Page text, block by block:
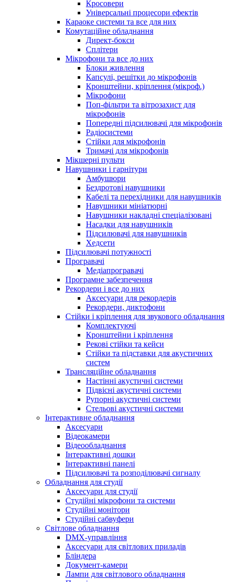
Кросовери
Універсальні процесори ефектів
Караоке системи та все для них
Комутаційне обладнання
Директ-бокси
Сплітери
Мікрофони та все до них
Блоки живлення
Капсулі, решітки до мікрофонів
Кронштейни, кріплення (мікроф.)
Мікрофони
Поп-фільтри та вітрозахист для
мікрофонів
Попередні підсилювачі для мікрофонів
Радіосистеми
Стійки для мікрофонів
Тримачі для мікрофонів
Мікшерні пульти
Навушники і гарнітури
Амбушюри
Бездротові навушники
Кабелі та перехідники для навушників
Навушники мініатюрні
Навушники накладні спеціалізовані
Насадки для навушників
Підсилювачі для навушників
Хедсети
Підсилювачі потужності
Програвачі
Медіапрогравачі
Програмне забезпечення
Рекордери і все до них
Аксесуари для рекордерів
Рекордери, диктофони
Стійки і кріплення для звукового обладнання
Комплектуючі
Кронштейни і кріплення
Рекові стійки та кейси
Стійки та підставки для акустичних
систем
Трансляційне обладнання
Настінні акустичні системи
Підвісні акустичні системи
Рупорні акустичні системи
Стельові акустичні системи
Інтерактивне обладнання
Аксесуари
Відеокамери
Відеообладнання
Інтерактивні дошки
Інтерактивні панелі
Підсилювачі та розподілювачі сигналу
Обладнання для студії
Аксесуари для студії
Студійні мікрофони та системи
Студійні монітори
Студійні сабвуфери
Світлове обладнання
DMX-управління
Аксесуари для світлових приладів
Бліндера
Документ-камери
Лампи для світлового обладнання